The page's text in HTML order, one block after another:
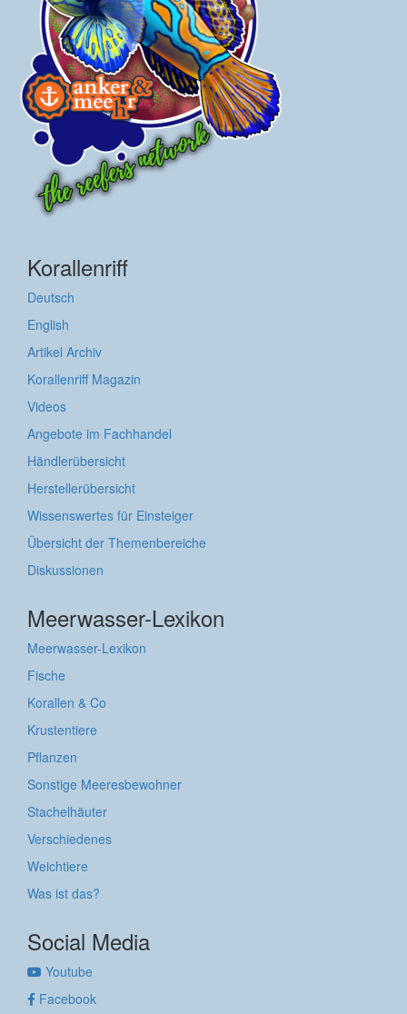
Korallenriff
Deutsch
English
Artikel Archiv
Korallenriff Magazin
Videos
Angebote im Fachhandel
Händlerübersicht
Herstellerübersicht
Wissenswertes für Einsteiger
Übersicht der Themenbereiche
Diskussionen
Meerwasser-Lexikon
Meerwasser-Lexikon
Fische
Korallen & Co
Krustentiere
Pflanzen
Sonstige Meeresbewohner
Stachelhäuter
Verschiedenes
Weichtiere
Was ist das?
Social Media
Youtube
Facebook